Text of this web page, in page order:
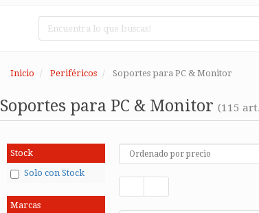
Inicio Periféricos Soportes para PC & Monitor
Soportes para PC & Monitor (115
Stock
Solo con Stock
Marcas